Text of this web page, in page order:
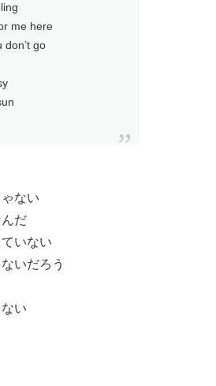
me here
don’t go
ない
だ
いない
いだろう
い